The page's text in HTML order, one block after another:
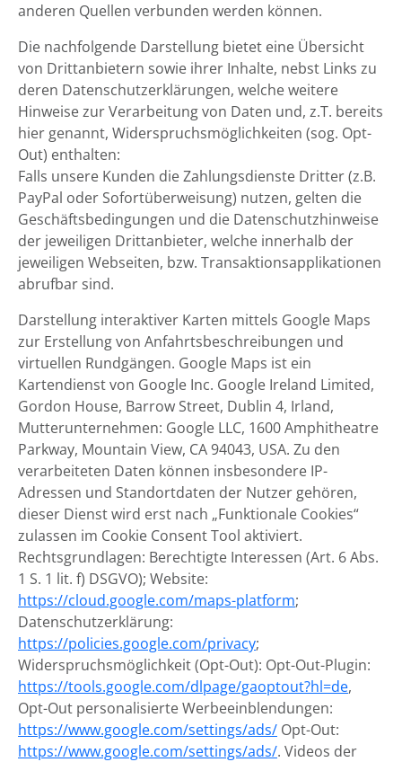
anderen Quellen verbunden werden können.
Die nachfolgende Darstellung bietet eine Übersicht
von Drittanbietern sowie ihrer Inhalte, nebst Links zu
deren Datenschutzerklärungen, welche weitere
Hinweise zur Verarbeitung von Daten und, z.T. bereits
hier genannt, Widerspruchsmöglichkeiten (sog. Opt-
Out) enthalten:
Falls unsere Kunden die Zahlungsdienste Dritter (z.B.
PayPal oder Sofortüberweisung) nutzen, gelten die
Geschäftsbedingungen und die Datenschutzhinweise
der jeweiligen Drittanbieter, welche innerhalb der
jeweiligen Webseiten, bzw. Transaktionsapplikationen
abrufbar sind.
Darstellung interaktiver Karten mittels Google Maps
zur Erstellung von Anfahrtsbeschreibungen und
virtuellen Rundgängen. Google Maps ist ein
Kartendienst von Google Inc. Google Ireland Limited,
Gordon House, Barrow Street, Dublin 4, Irland,
Mutterunternehmen: Google LLC, 1600 Amphitheatre
Parkway, Mountain View, CA 94043, USA. Zu den
verarbeiteten Daten können insbesondere IP-
Adressen und Standortdaten der Nutzer gehören,
dieser Dienst wird erst nach „Funktionale Cookies“
zulassen im Cookie Consent Tool aktiviert.
Rechtsgrundlagen: Berechtigte Interessen (Art. 6 Abs.
1 S. 1 lit. f) DSGVO); Website:
https://cloud.google.com/maps-platform;
Datenschutzerklärung:
https://policies.google.com/privacy;
Widerspruchsmöglichkeit (Opt-Out): Opt-Out-Plugin:
https://tools.google.com/dlpage/gaoptout?hl=de,
Opt-Out personalisierte Werbeeinblendungen:
https://www.google.com/settings/ads/ Opt-Out:
https://www.google.com/settings/ads/. Videos der